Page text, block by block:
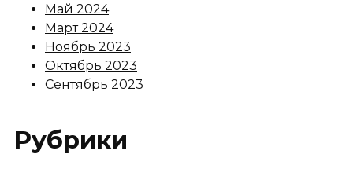
Май 2024
Март 2024
Ноябрь 2023
Октябрь 2023
Сентябрь 2023
Рубрики